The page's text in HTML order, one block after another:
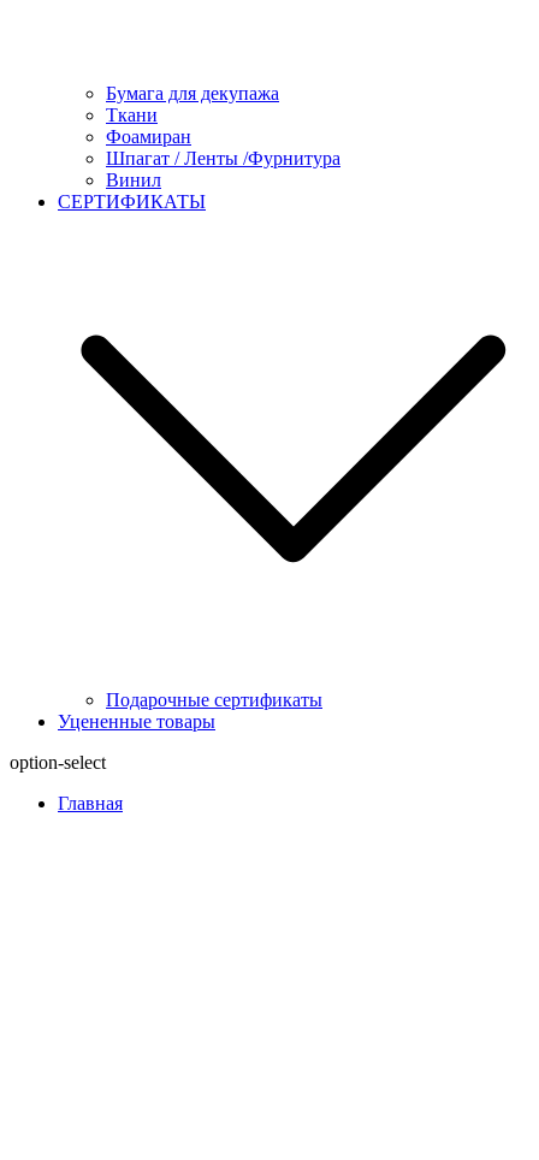
Бумага для декупажа
Ткани
Фоамиран
Шпагат / Ленты /Фурнитура
Винил
СЕРТИФИКАТЫ
Подарочные сертификаты
Уцененные товары
option-select
Главная